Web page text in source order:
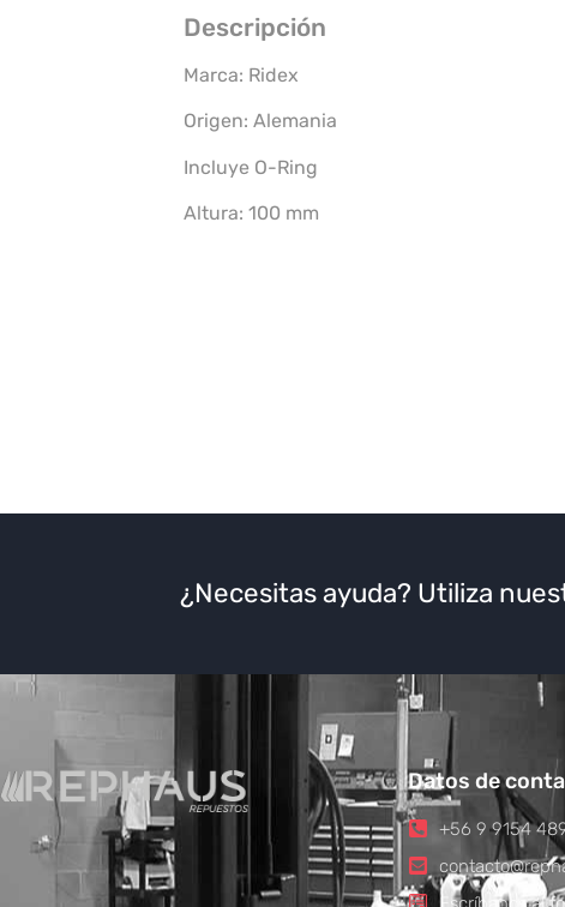
Descripción
Marca: Ridex
Origen: Alemania
Incluye O-Ring
Altura: 100 mm
¿Necesitas ayuda? Utiliza
Datos de
+56 9 9154